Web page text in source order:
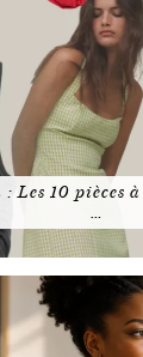
: Les 10 pièces
…